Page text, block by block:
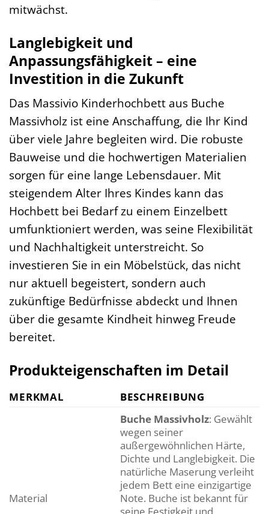
mitwächst.
Langlebigkeit und
Anpassungsfähigkeit – eine
Investition in die Zukunft
Das Massivio Kinderhochbett aus Buche
Massivholz ist eine Anschaffung, die Ihr Kind
über viele Jahre begleiten wird. Die robuste
Bauweise und die hochwertigen Materialien
sorgen für eine lange Lebensdauer. Mit
steigendem Alter Ihres Kindes kann das
Hochbett bei Bedarf zu einem Einzelbett
umfunktioniert werden, was seine Flexibilität
und Nachhaltigkeit unterstreicht. So
investieren Sie in ein Möbelstück, das nicht
nur aktuell begeistert, sondern auch
zukünftige Bedürfnisse abdeckt und Ihnen
über die gesamte Kindheit hinweg Freude
bereitet.
Produkteigenschaften im Detail
MERKMAL BESCHREIBUNG
Material
Buche Massivholz: Gewählt
wegen seiner
außergewöhnlichen Härte,
Dichte und Langlebigkeit. Die
natürliche Maserung verleiht
jedem Bett eine einzigartige
Note. Buche ist bekannt für
seine Festigkeit und